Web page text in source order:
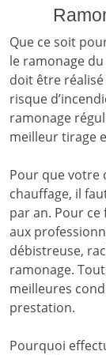
Que ce soit
le ramonage
doit être
risque
ramonage
meilleur tirage
Pour que votre
chauffage, il
par an. Pour
aux
débistreuse,
ramonage.
meilleures
prestation.
Pourquoi